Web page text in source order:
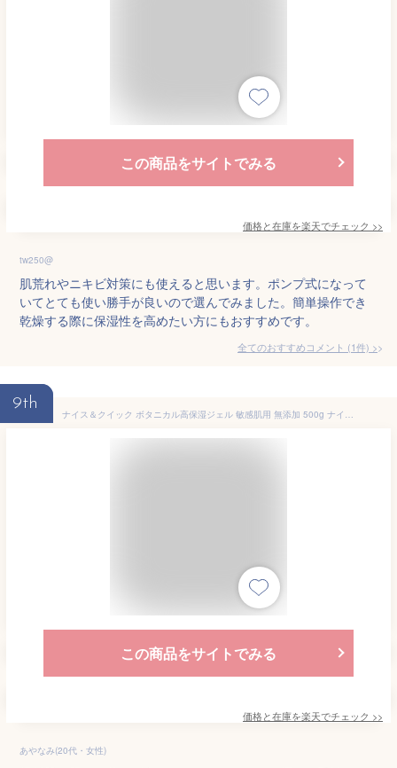
この商品をサイトでみる
価格と在庫を楽天でチェック >>
tw250@
肌荒れやニキビ対策にも使えると思います。ポンプ式になって
いてとても使い勝手が良いので選んでみました。簡単操作でき
乾燥する際に保湿性を高めたい方にもおすすめです。
全てのおすすめコメント (1件) >
9th
ナイス＆クイック ボタニカル高保湿ジェル 敏感肌用 無添加 500g ナイスアンドクイック オールインワンジェル ボタニカル 大容量 NICE&QUICK
この商品をサイトでみる
価格と在庫を楽天でチェック >>
あやなみ(20代・女性)